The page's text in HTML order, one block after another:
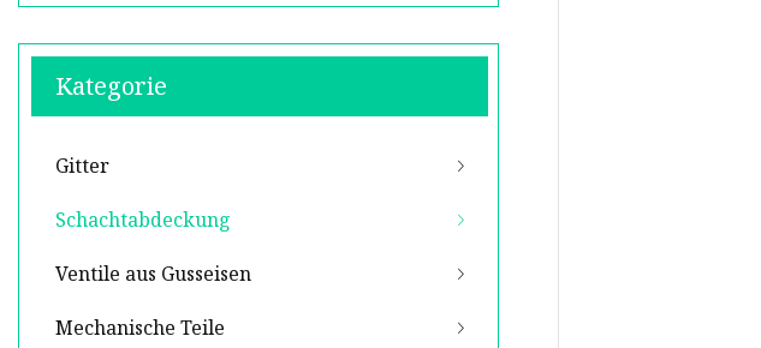
Kategorie
Gitter
Schachtabdeckung
Ventile aus Gusseisen
Mechanische Teile